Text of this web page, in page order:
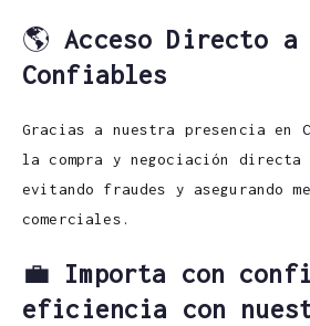
🌎Acceso Directo a
Confiables
Gracias a nuestra presencia en
la compra y negociación
evitando fraudes y asegurando
comerciales.
💼 Importa con
eficiencia con